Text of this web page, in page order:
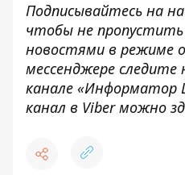
Подписывайтесь на
чтобы не
новостями в режиме
мессенджере
канале «Информатор
канал в Viber можно